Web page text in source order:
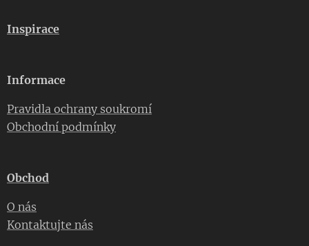
Inspirace
Informace
Pravidla ochrany soukromí
Obchodní podmínky
Obchod
O nás
Kontaktujte nás